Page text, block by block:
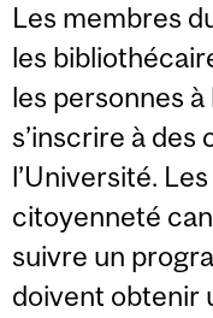
Les membres
les
les personnes
s’inscrire à des
l’Université.
citoyenneté
suivre un
doivent obtenir